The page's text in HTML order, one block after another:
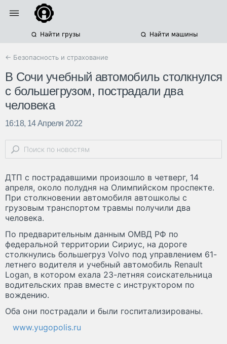
Найти грузы Найти машины
← Безопасность и страхование
В Сочи учебный автомобиль столкнулся
с большегрузом, пострадали два
человека
16:18, 14 Апреля 2022
ДТП с пострадавшими произошло в четверг, 14
апреля, около полудня на Олимпийском проспекте.
При столкновении автомобиля автошколы с
грузовым транспортом травмы получили два
человека.
По предварительным данным ОМВД РФ по
федеральной территории Сириус, на дороге
столкнулись большегруз Volvo под управлением 61-
летнего водителя и учебный автомобиль Renault
Logan, в котором ехала 23-летняя соискательница
водительских прав вместе с инструктором по
вождению.
Оба они пострадали и были госпитализированы.
www.yugopolis.ru